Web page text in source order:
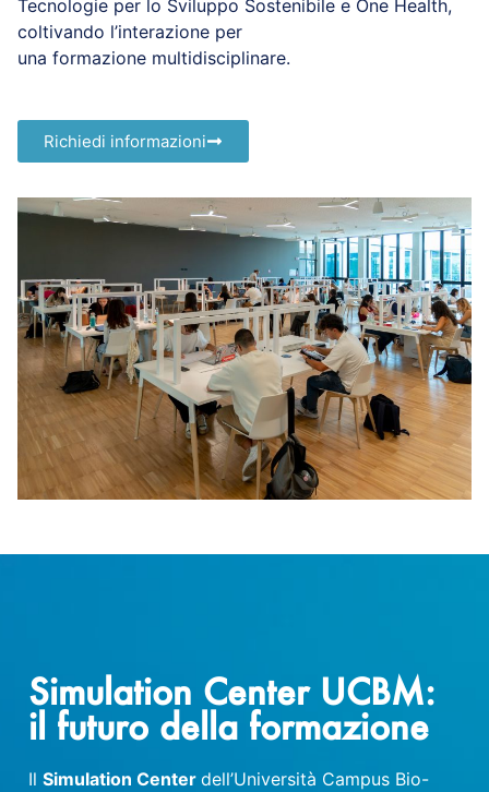
Tecnologie per lo Sviluppo Sostenibile e One Health,
coltivando l’interazione per
una formazione multidisciplinare.
Richiedi informazioni
Simulation Center UCBM:
il futuro della formazione
Il Simulation Center dell’Università Campus Bio-